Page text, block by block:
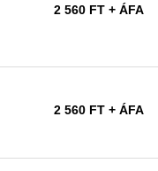
2 560 FT + ÁFA
2 560 FT + ÁFA